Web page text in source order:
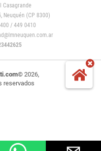
Casagrande
(CP 8300)
/ 449 0410
© 2026,
reservados